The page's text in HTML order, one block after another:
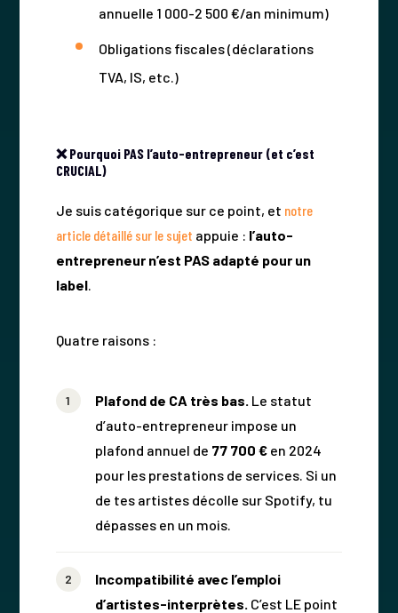
annuelle 1 000-2 500 €/an minimum)
Obligations fiscales (déclarations
TVA, IS, etc.)
❌ Pourquoi PAS l’auto-entrepreneur (et c’est
CRUCIAL)
Je suis catégorique sur ce point, et notre
article détaillé sur le sujet appuie : l’auto-
entrepreneur n’est PAS adapté pour un
label.
Quatre raisons :
Plafond de CA très bas. Le statut
d’auto-entrepreneur impose un
plafond annuel de 77 700 €en 2024
pour les prestations de services. Si un
de tes artistes décolle sur Spotify, tu
dépasses en un mois.
Incompatibilité avec l’emploi
d’artistes-interprètes. C’est LE point